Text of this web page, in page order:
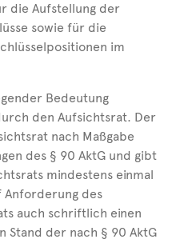
die Aufstellung der
sowie für die
im
Bedeutung
den Aufsichtsrat. Der
nach Maßgabe
des § 90 AktG und gibt
mindestens einmal
Anforderung des
auch schriftlich einen
Stand der nach § 90 AktG